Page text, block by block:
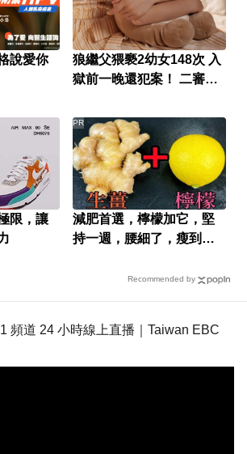
說愛你
狼繼父猥褻2幼女148次 入
獄前一晚還犯案！ 二審判
限，讓
減肥首選，檸檬加它，堅
持一週，腰細了，瘦到你
PR
Recommended by
頻道 24 小時線上直播｜Taiwan EBC